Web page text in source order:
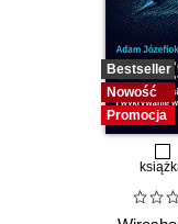
Bestseller
Nowość
Promocja